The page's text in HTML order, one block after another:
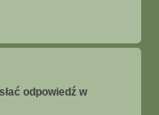
odpowiedź w